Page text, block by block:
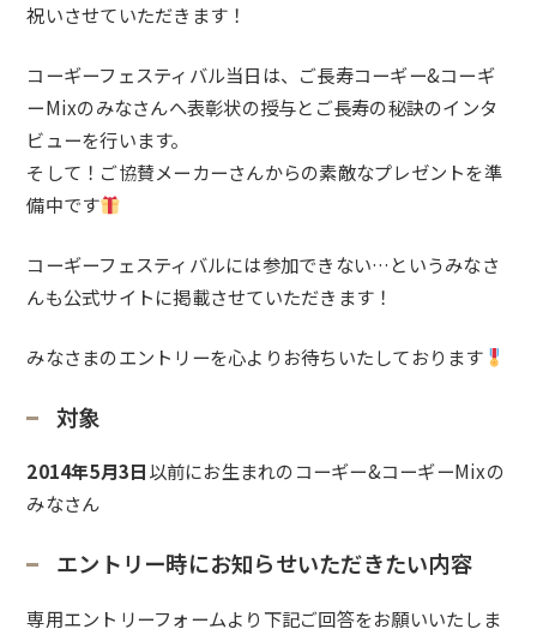
祝いさせていただきます！
コーギーフェスティバル当日は、ご長寿コーギー&コーギ
ーMixのみなさんへ表彰状の授与とご長寿の秘訣のインタ
ビューを行います。
そして！ご協賛メーカーさんからの素敵なプレゼントを準
備中です
コーギーフェスティバルには参加できない…というみなさ
んも公式サイトに掲載させていただきます！
みなさまのエントリーを心よりお待ちいたしております
対象
2014年5月3日以前にお生まれのコーギー&コーギーMixの
みなさん
エントリー時にお知らせいただきたい内容
専用エントリーフォームより下記ご回答をお願いいたしま